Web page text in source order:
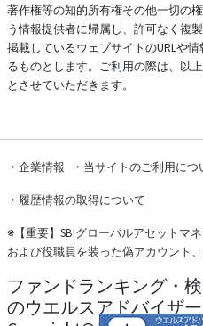
著作権等の知的所有権その他一切の
う情報提供者に帰属し、許可なく複
掲載しているウェブサイトのURLや
るものとします。ご利用の際は、以
とさせていただきます。
・ 企業情報 ・ 当サイトのご利用につ
・ 履歴情報の取得について
※ 【重要】SBIグローバルアセットマ
および役職員を装った偽アカウント
ファンドランキング・
のウエルスアドバイザー